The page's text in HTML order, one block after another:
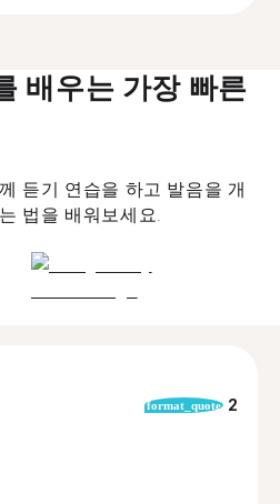
배우는 가장 빠른
듣기 연습을 하고 발음을 개
법을 배워보세요.
format_quote 2